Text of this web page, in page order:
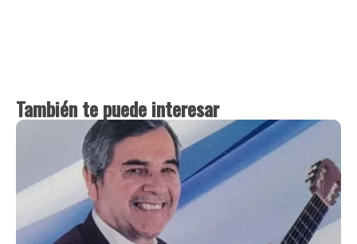
También te puede interesar